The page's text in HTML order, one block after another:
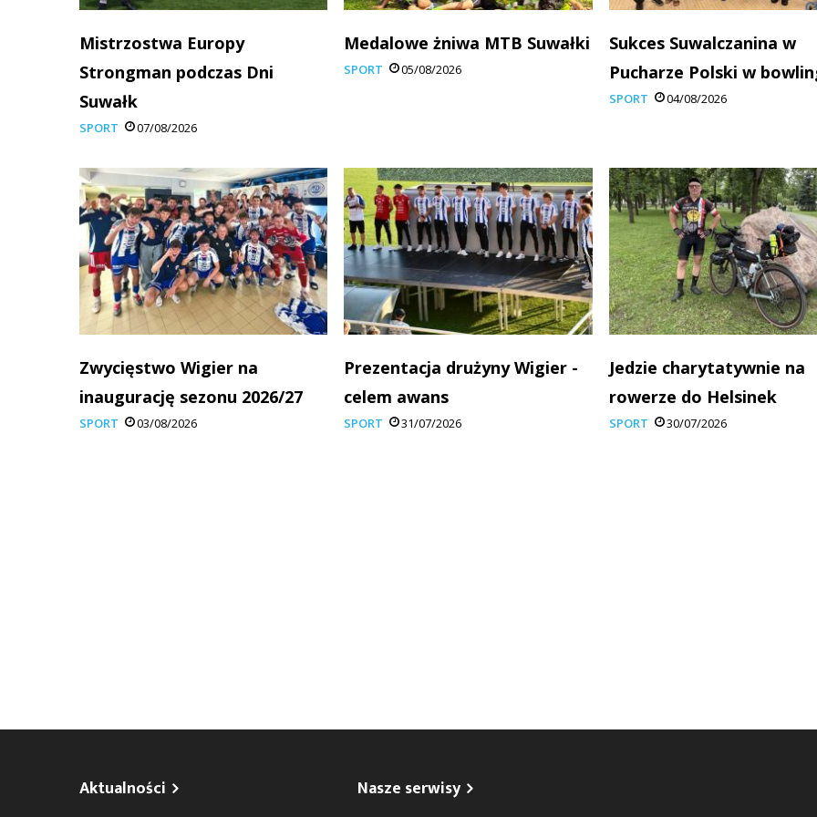
Mistrzostwa Europy
Strongman podczas Dni
Suwałk
SPORT 07/08/2026
Medalowe żniwa MTB Suwałki
SPORT 05/08/2026
Sukces Suwalczanina w
Pucharze Polski w
SPORT 04/08/2026
Zwycięstwo Wigier na
inaugurację sezonu 2026/27
SPORT 03/08/2026
Prezentacja drużyny Wigier -
celem awans
SPORT 31/07/2026
Jedzie charytatywnie na
rowerze do Helsinek
SPORT 30/07/2026
Aktualności Nasze serwisy